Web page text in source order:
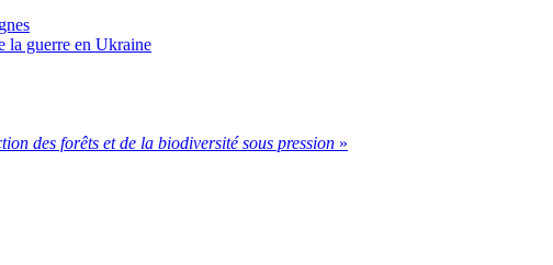
la guerre en Ukraine
des forêts et de la biodiversité sous pression »